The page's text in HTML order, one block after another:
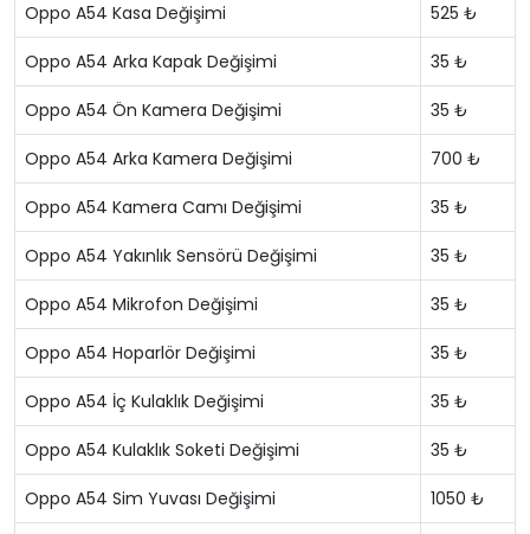
Oppo A54 Kasa Değişimi 525 ₺
Oppo A54 Arka Kapak Değişimi 35 ₺
Oppo A54 Ön Kamera Değişimi 35 ₺
Oppo A54 Arka Kamera Değişimi 700 ₺
Oppo A54 Kamera Camı Değişimi 35 ₺
Oppo A54 Yakınlık Sensörü Değişimi 35 ₺
Oppo A54 Mikrofon Değişimi 35 ₺
Oppo A54 Hoparlör Değişimi 35 ₺
Oppo A54 İç Kulaklık Değişimi 35 ₺
Oppo A54 Kulaklık Soketi Değişimi 35 ₺
Oppo A54 Sim Yuvası Değişimi 1050 ₺